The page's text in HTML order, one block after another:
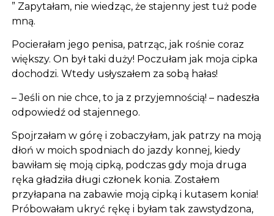
” Zapytałam, nie wiedząc, że stajenny jest tuż pode
mną.
Pocierałam jego penisa, patrząc, jak rośnie coraz
większy. On był taki duży! Poczułam jak moja cipka
dochodzi. Wtedy usłyszałem za sobą hałas!
– Jeśli on nie chce, to ja z przyjemnością! – nadeszła
odpowiedź od stajennego.
Spojrzałam w górę i zobaczyłam, jak patrzy na moją
dłoń w moich spodniach do jazdy konnej, kiedy
bawiłam się moją cipką, podczas gdy moja druga
ręka gładziła długi członek konia. Zostałem
przyłapana na zabawie moją cipką i kutasem konia!
Próbowałam ukryć rękę i byłam tak zawstydzona,